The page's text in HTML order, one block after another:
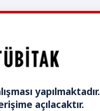
yapılmaktadır.
açılacaktır.